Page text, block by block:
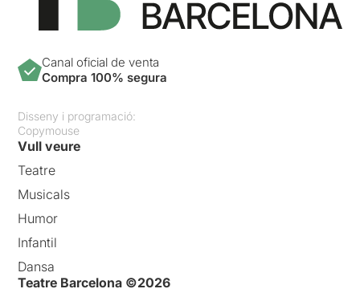
Canal oficial de venta
Compra 100% segura
Disseny i programació:
Copymouse
Vull veure
Teatre
Musicals
Humor
Infantil
Dansa
Teatre Barcelona ©2026